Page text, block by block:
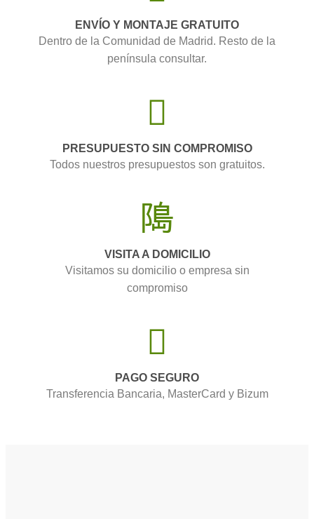
ENVÍO Y MONTAJE GRATUITO
Dentro de la Comunidad de Madrid. Resto de la
península consultar.
PRESUPUESTO SIN COMPROMISO
Todos nuestros presupuestos son gratuitos.
VISITA A DOMICILIO
Visitamos su domicilio o empresa sin
compromiso
PAGO SEGURO
Transferencia Bancaria, MasterCard y Bizum